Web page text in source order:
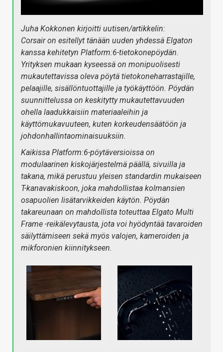
Juha Kokkonen kirjoitti uutisen/artikkelin:
Corsair on esitellyt tänään uuden yhdessä Elgaton
kanssa kehitetyn Platform:6-tietokonepöydän.
Yrityksen mukaan kyseessä on monipuolisesti
mukautettavissa oleva pöytä tietokoneharrastajille,
pelaajille, sisällöntuottajille ja työkäyttöön. Pöydän
suunnittelussa on keskitytty mukautettavuuden
ohella laadukkaisiin materiaaleihin ja
käyttömukavuuteen, kuten korkeudensäätöön ja
johdonhallintaominaisuuksiin.
Kaikissa Platform:6-pöytäversioissa on
modulaarinen kiskojärjestelmä päällä, sivuilla ja
takana, mikä perustuu yleisen standardin mukaiseen
T-kanavakiskoon, joka mahdollistaa kolmansien
osapuolien lisätarvikkeiden käytön. Pöydän
takareunaan on mahdollista toteuttaa Elgato Multi
Frame -reikälevytausta, jota voi hyödyntää tavaroiden
säilyttämiseen sekä myös valojen, kameroiden ja
mikforonien kiinnitykseen.